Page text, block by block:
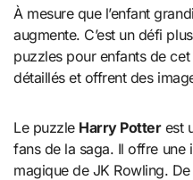
À mesure que l’enfant
augmente. C’est un défi
puzzles pour enfants de
détaillés et offrent des
Le puzzle Harry Potterest
fans de la saga. Il offre une
magique de JK Rowling.